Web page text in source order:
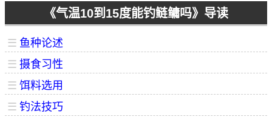
《气温10到15度能钓鲢鳙吗》导读
☰ 鱼种论述
☰ 摄食习性
☰ 饵料选用
☰ 钓法技巧